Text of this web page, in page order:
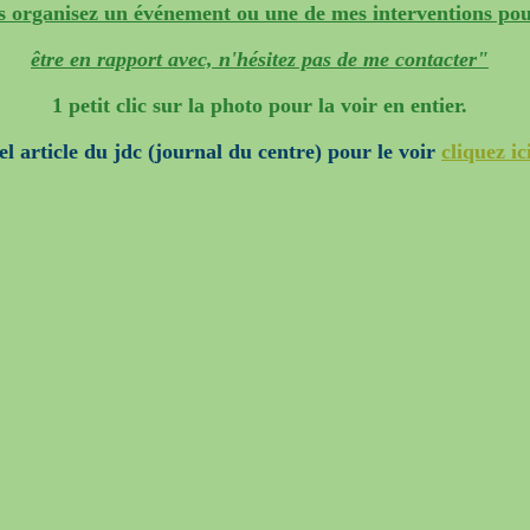
organisez un événement ou une de mes interventions
être en rapport avec, n'hésitez pas de me contacter"
1 petit clic sur la photo pour la voir en entier.
article du jdc (journal du centre) pour le voir cliquez